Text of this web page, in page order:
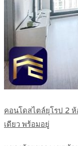
คอนโดสไตล์ยุโรป 2
เดียว พร้อมอยู่